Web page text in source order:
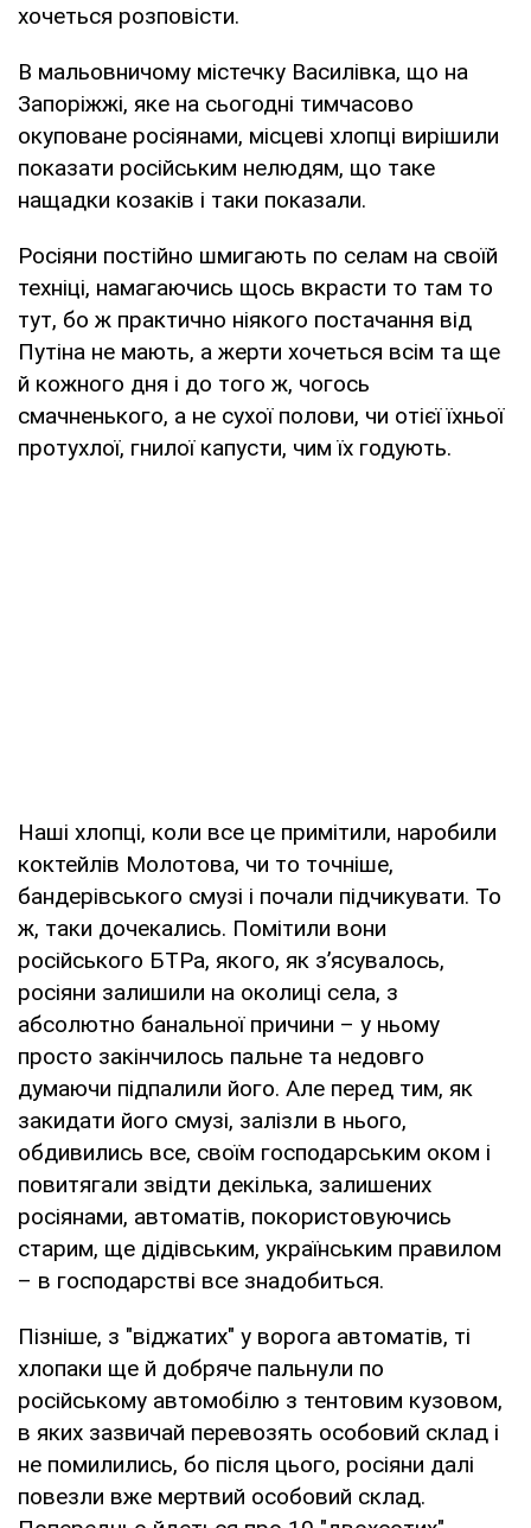
хочеться розповісти.
В мальовничому містечку Василівка, що на
Запоріжжі, яке на сьогодні тимчасово
окуповане росіянами, місцеві хлопці вирішили
показати російським нелюдям, що таке
нащадки козаків і таки показали.
Росіяни постійно шмигають по селам на своїй
техніці, намагаючись щось вкрасти то там то
тут, бо ж практично ніякого постачання від
Путіна не мають, а жерти хочеться всім та ще
й кожного дня і до того ж, чогось
смачненького, а не сухої полови, чи отієї їхньої
протухлої, гнилої капусти, чим їх годують.
Наші хлопці, коли все це примітили, наробили
коктейлів Молотова, чи то точніше,
бандерівського смузі і почали підчикувати. То
ж, таки дочекались. Помітили вони
російського БТРа, якого, як з’ясувалось,
росіяни залишили на околиці села, з
абсолютно банальної причини – у ньому
просто закінчилось пальне та недовго
думаючи підпалили його. Але перед тим, як
закидати його смузі, залізли в нього,
обдивились все, своїм господарським оком і
повитягали звідти декілька, залишених
росіянами, автоматів, покористовуючись
старим, ще дідівським, українським правилом
– в господарстві все знадобиться.
Пізніше, з "віджатих" у ворога автоматів, ті
хлопаки ще й добряче пальнули по
російському автомобілю з тентовим кузовом,
в яких зазвичай перевозять особовий склад і
не помилились, бо після цього, росіяни далі
повезли вже мертвий особовий склад.